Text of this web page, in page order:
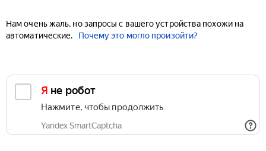
Нам очень жаль, но запросы с вашего устройства похожи на
автоматические.
Почему это могло произойти?
Я не робот
Нажмите, чтобы продолжить
Yandex SmartCaptcha